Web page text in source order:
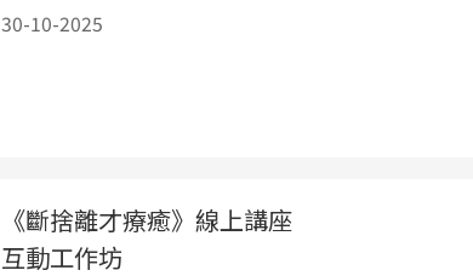
30-10-2025
《斷捨離才療癒》線上講座
互動工作坊